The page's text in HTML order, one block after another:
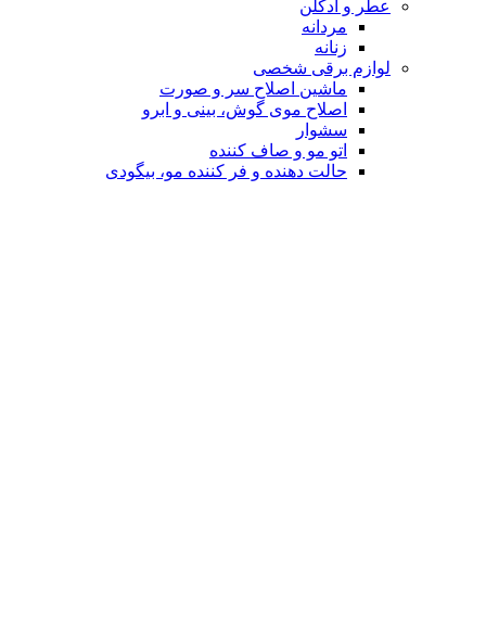
عطر و ادکلن
مردانه
زنانه
لوازم برقی شخصی
ماشین اصلاح سر و صورت
اصلاح موی گوش، بینی و ابرو
سشوار
اتو مو و صاف کننده
حالت دهنده و فر کننده مو، بیگودی